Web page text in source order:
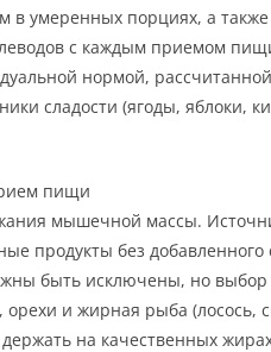
в умеренных порциях, а
с каждым приемом
нормой,
сладости (ягоды, яблоки,
пищи
мышечной массы.
продукты без добавленного
быть исключены, но
орехи и жирная рыба (лосось,
на качественных